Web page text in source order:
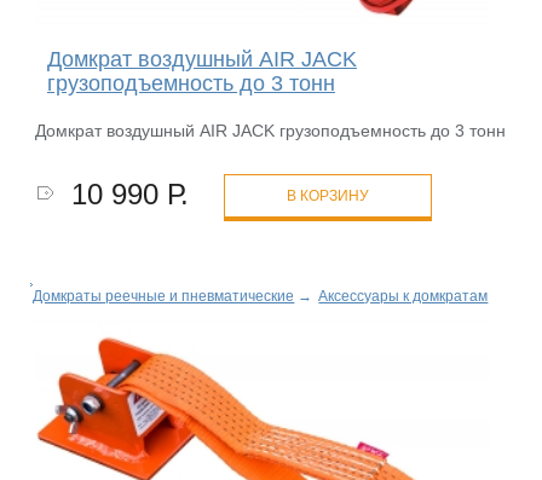
Домкрат воздушный AIR JACK
грузоподъемность до 3 тонн
Домкрат воздушный AIR JACK грузоподъемность до 3 тонн
10 990 Р. В КОРЗИНУ
Домкраты реечные и пневматические → Аксессуары к домкратам